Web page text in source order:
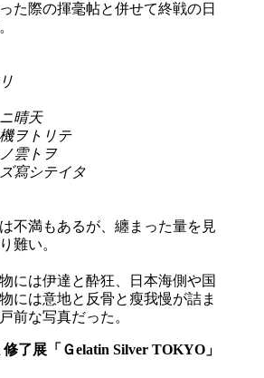
た際の揮毫帖と併せて終戦の日
晴天
ヲトリテ
雲トヲ
寫シテイタ
不満もあるが、纏まった量を見
難い。
には伊達と酔狂、日本海側や国
には意地と反骨と瘦我慢が詰ま
前な写真だった。
了展「Ｇelatin Silver TOKYO」